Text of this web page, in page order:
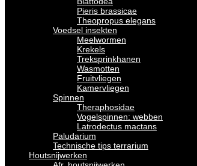
Pieris brassicae
Theopropus elegans
Voedsel insekten
Meelwormen
Krekels
Treksprinkhanen
Wasmotten
Fruitvliegen
Kamervliegen
Spinnen
Theraphosidae
Vogelspinnen: webben
Latrodectus mactans
Paludarium
Technische tips terrarium
Houtsnijwerken